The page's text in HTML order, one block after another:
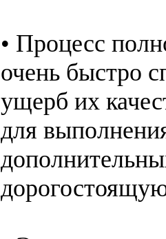
• Процесс
очень быстро
ущерб их
для